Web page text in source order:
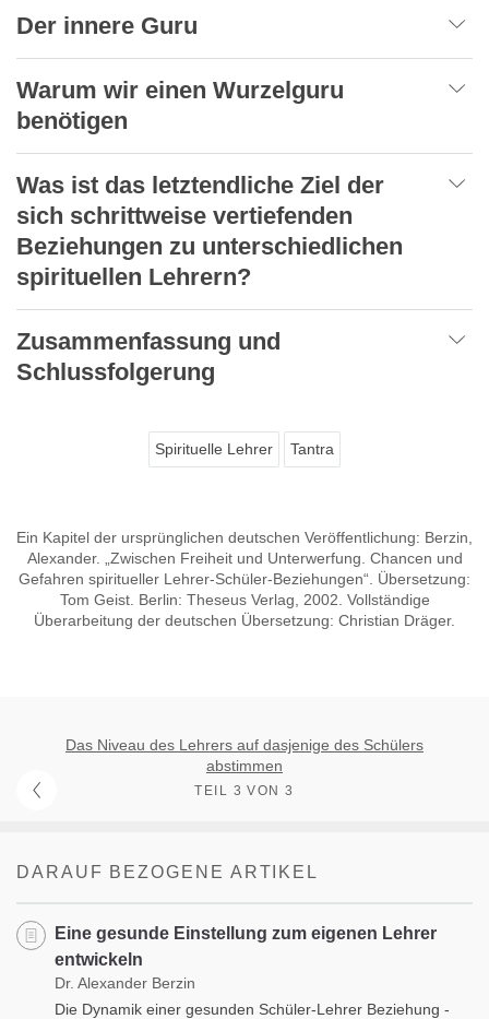
Der innere Guru
Warum wir einen Wurzelguru
benötigen
Was ist das letztendliche Ziel der
sich schrittweise vertiefenden
Beziehungen zu unterschiedlichen
spirituellen Lehrern?
Zusammenfassung und
Schlussfolgerung
Spirituelle Lehrer Tantra
Ein Kapitel der ursprünglichen deutschen Veröffentlichung: Berzin,
Alexander. „Zwischen Freiheit und Unterwerfung. Chancen und
Gefahren spiritueller Lehrer-Schüler-Beziehungen“. Übersetzung:
Tom Geist. Berlin: Theseus Verlag, 2002. Vollständige
Überarbeitung der deutschen Übersetzung: Christian Dräger.
Das Niveau des Lehrers auf dasjenige des Schülers
abstimmen
TEIL 3 VON 3
DARAUF BEZOGENE ARTIKEL
Eine gesunde Einstellung zum eigenen Lehrer
entwickeln
Dr. Alexander Berzin
Die Dynamik einer gesunden Schüler-Lehrer Beziehung -